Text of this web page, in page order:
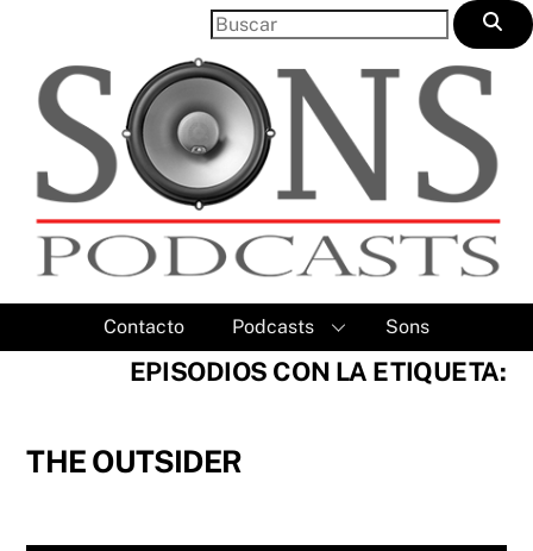
content
Contacto Podcasts Sons
EPISODIOS CON LA ETIQUETA:
THE OUTSIDER